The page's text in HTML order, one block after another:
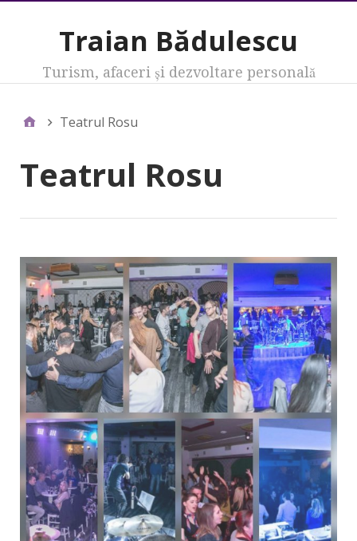
Traian Bădulescu
Turism, afaceri şi dezvoltare personală
Teatrul Rosu
Teatrul Rosu